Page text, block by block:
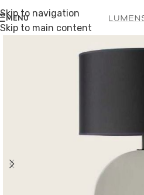
Skip to navigation
Skip to main content
MENU